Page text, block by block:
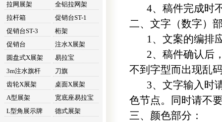
拉网展架
全铝拉网架
拉杆箱
促销台ST-1
促销台ST-3
桁架
促销台
注水X展架
圆盘式X展架
易拉宝
3m注水旗杆
刀旗
齿轮X展架
桌面X展架
A型展架
宽底座易拉宝
L型角展示牌
德式展架
4、稿件完成时
二、文字（数字）
1、文案的编排应
2、稿件确认后，
不到字型而出现乱
3、文字输入时请
色节点。同时请不
三、颜色部分：